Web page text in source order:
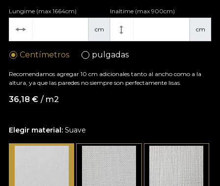
Elegir material: Suave
cm
Lungime (max 1664cm)
cm
Inaltime (max 900cm)
Centímetros pulgadas
Recomendamos agregar 10 cm adicionales tanto al ancho como a la
altura, ya que las paredes no siempre son perfectamente lisas.
36,18 € / m2